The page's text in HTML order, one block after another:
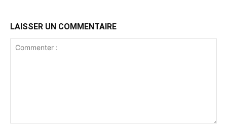
LAISSER UN COMMENTAIRE